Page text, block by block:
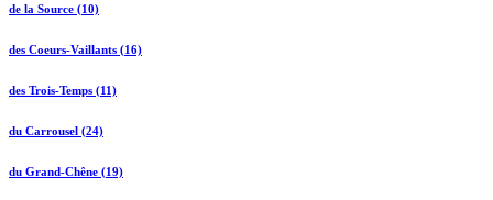
de la Source (10)
des Coeurs-Vaillants (16)
des Trois-Temps (11)
du Carrousel (24)
du Grand-Chêne (19)